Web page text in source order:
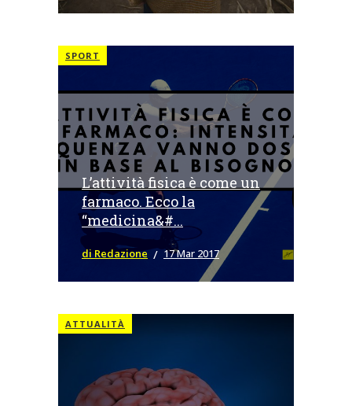
SPORT
L’attività fisica è come un
farmaco. Ecco la
“medicina&#...
di Redazione 17 Mar 2017
ATTUALITÀ